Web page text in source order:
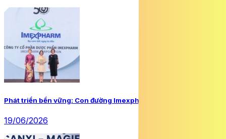
Phát triển bền vững: Con đường Imexpharm đã chọn
19/06/2026